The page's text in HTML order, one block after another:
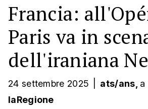
Francia:
Paris va in
dell'iraniana
24 settembre 2025 ats/ans, a
laRegione